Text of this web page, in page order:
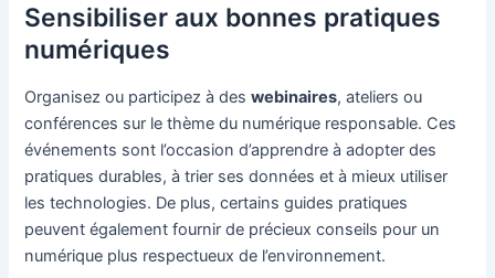
Sensibiliser aux bonnes pratiques
numériques
Organisez ou participez à deswebinaires, ateliers ou
conférences sur le thème du numérique responsable. Ces
événements sont l’occasion d’apprendre à adopter des
pratiques durables, à trier ses données et à mieux utiliser
les technologies. De plus, certains guides pratiques
peuvent également fournir de précieux conseils pour un
numérique plus respectueux de l’environnement.